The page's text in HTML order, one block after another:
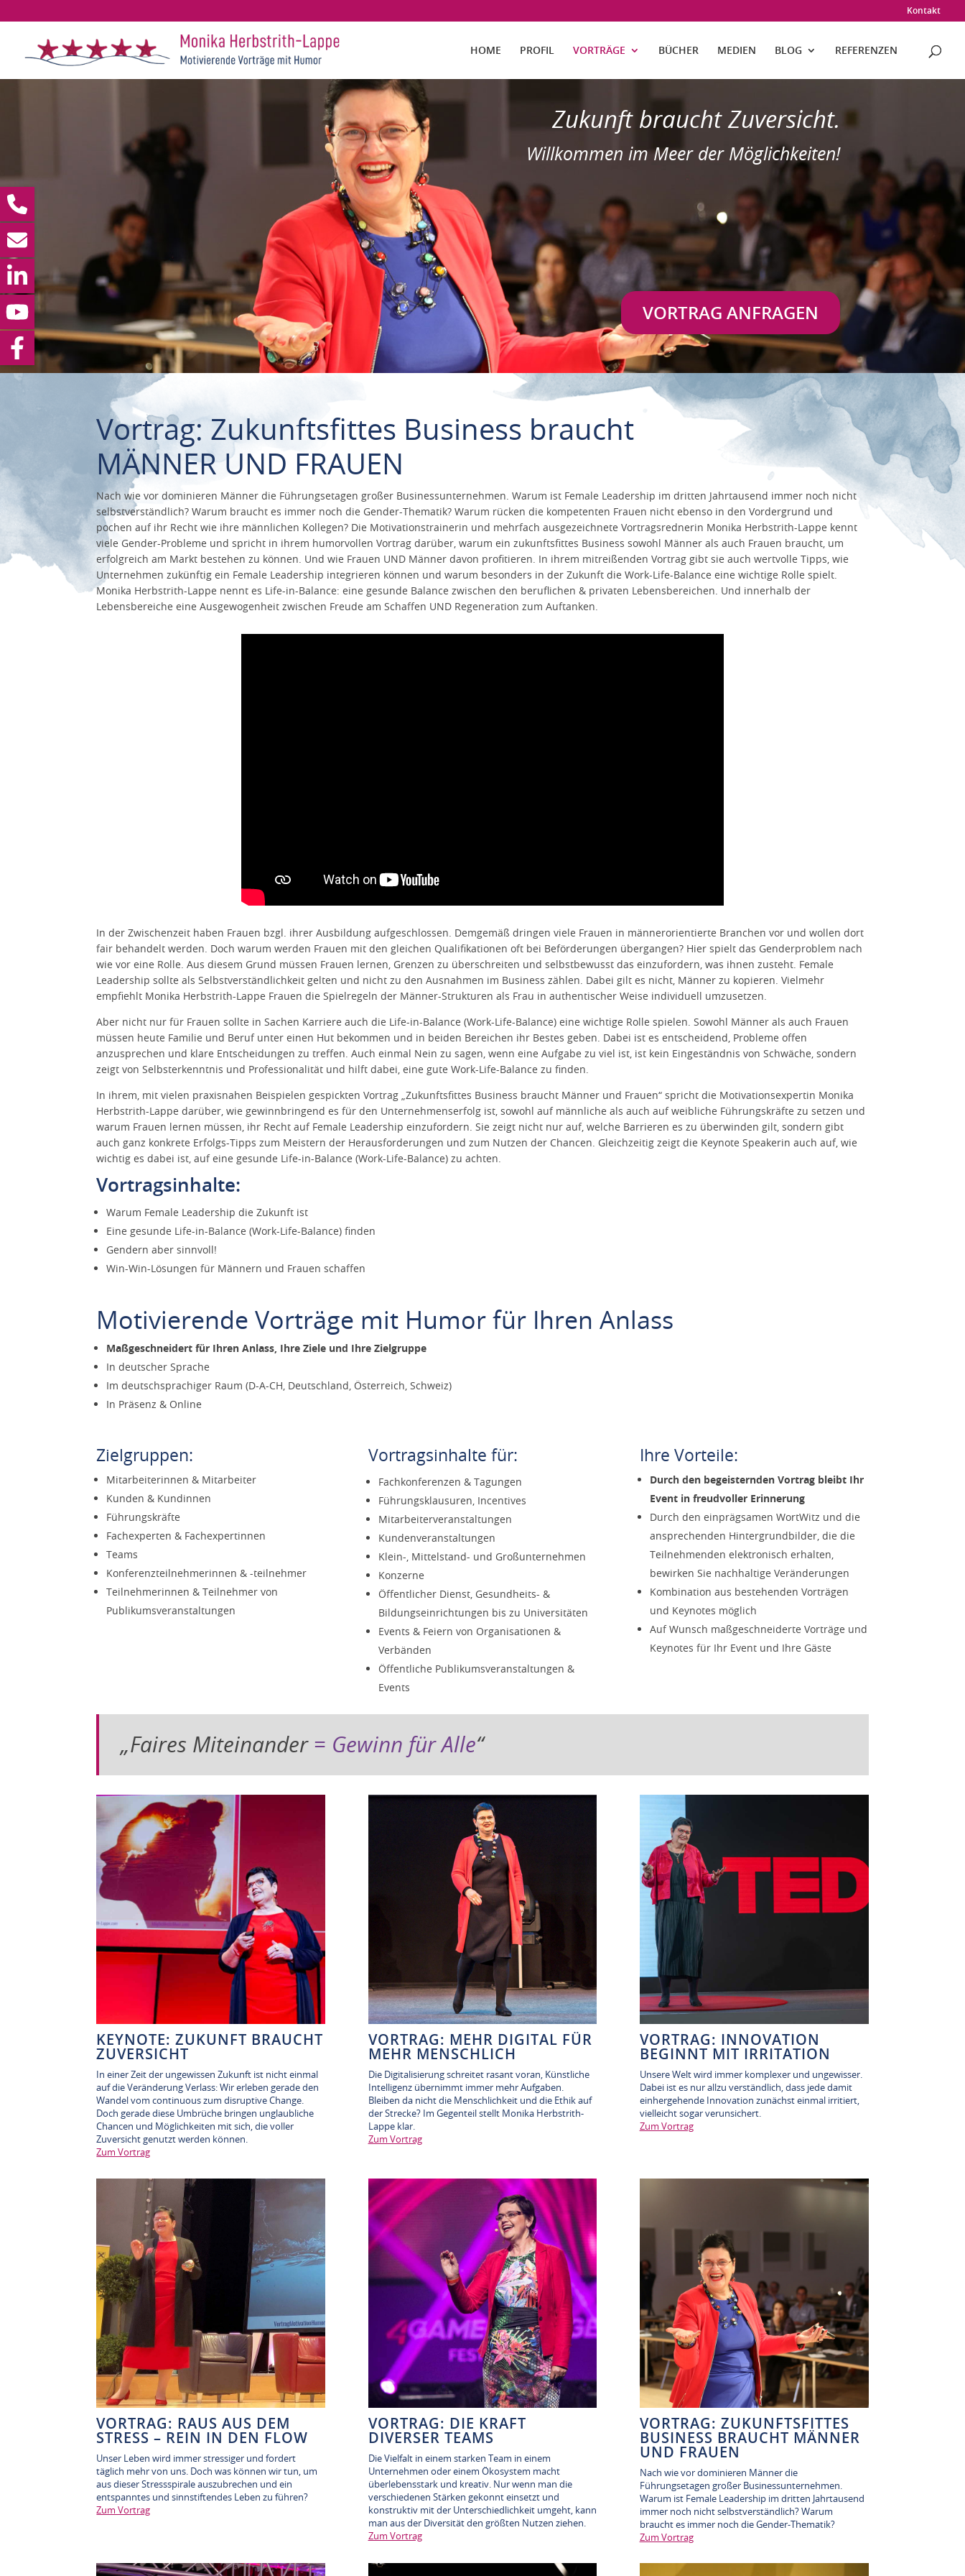
Kontakt
HOME PROFIL VORTRÄGE BÜCHER MEDIEN BLOG REFERENZEN
Zukunft braucht Zuversicht.
Willkommen im Meer der Möglichkeiten!
VORTRAG ANFRAGEN
Vortrag: Zukunftsfittes Business braucht
MÄNNER UND FRAUEN
Nach wie vor dominieren Männer die Führungsetagen großer Businessunternehmen. Warum ist Female Leadership im dritten Jahrtausend immer noch nicht
selbstverständlich? Warum braucht es immer noch die Gender-Thematik? Warum rücken die kompetenten Frauen nicht ebenso in den Vordergrund und
pochen auf ihr Recht wie ihre männlichen Kollegen? Die Motivationstrainerin und mehrfach ausgezeichnete Vortragsrednerin Monika Herbstrith-Lappe kennt
viele Gender-Probleme und spricht in ihrem humorvollen Vortrag darüber, warum ein zukunftsfittes Business sowohl Männer als auch Frauen braucht, um
erfolgreich am Markt bestehen zu können. Und wie Frauen UND Männer davon profitieren. In ihrem mitreißenden Vortrag gibt sie auch wertvolle Tipps, wie
Unternehmen zukünftig ein Female Leadership integrieren können und warum besonders in der Zukunft die Work-Life-Balance eine wichtige Rolle spielt.
Monika Herbstrith-Lappe nennt es Life-in-Balance: eine gesunde Balance zwischen den beruflichen & privaten Lebensbereichen. Und innerhalb der
Lebensbereiche eine Ausgewogenheit zwischen Freude am Schaffen UND Regeneration zum Auftanken.
In der Zwischenzeit haben Frauen bzgl. ihrer Ausbildung aufgeschlossen. Demgemäß dringen viele Frauen in männerorientierte Branchen vor und wollen dort
fair behandelt werden. Doch warum werden Frauen mit den gleichen Qualifikationen oft bei Beförderungen übergangen? Hier spielt das Genderproblem nach
wie vor eine Rolle. Aus diesem Grund müssen Frauen lernen, Grenzen zu überschreiten und selbstbewusst das einzufordern, was ihnen zusteht. Female
Leadership sollte als Selbstverständlichkeit gelten und nicht zu den Ausnahmen im Business zählen. Dabei gilt es nicht, Männer zu kopieren. Vielmehr
empfiehlt Monika Herbstrith-Lappe Frauen die Spielregeln der Männer-Strukturen als Frau in authentischer Weise individuell umzusetzen.
Aber nicht nur für Frauen sollte in Sachen Karriere auch die Life-in-Balance (Work-Life-Balance) eine wichtige Rolle spielen. Sowohl Männer als auch Frauen
müssen heute Familie und Beruf unter einen Hut bekommen und in beiden Bereichen ihr Bestes geben. Dabei ist es entscheidend, Probleme offen
anzusprechen und klare Entscheidungen zu treffen. Auch einmal Nein zu sagen, wenn eine Aufgabe zu viel ist, ist kein Eingeständnis von Schwäche, sondern
zeigt von Selbsterkenntnis und Professionalität und hilft dabei, eine gute Work-Life-Balance zu finden.
In ihrem, mit vielen praxisnahen Beispielen gespickten Vortrag „Zukunftsfittes Business braucht Männer und Frauen“ spricht die Motivationsexpertin Monika
Herbstrith-Lappe darüber, wie gewinnbringend es für den Unternehmenserfolg ist, sowohl auf männliche als auch auf weibliche Führungskräfte zu setzen und
warum Frauen lernen müssen, ihr Recht auf Female Leadership einzufordern. Sie zeigt nicht nur auf, welche Barrieren es zu überwinden gilt, sondern gibt
auch ganz konkrete Erfolgs-Tipps zum Meistern der Herausforderungen und zum Nutzen der Chancen. Gleichzeitig zeigt die Keynote Speakerin auch auf, wie
wichtig es dabei ist, auf eine gesunde Life-in-Balance (Work-Life-Balance) zu achten.
Vortragsinhalte:
Warum Female Leadership die Zukunft ist
Eine gesunde Life-in-Balance (Work-Life-Balance) finden
Gendern aber sinnvoll!
Win-Win-Lösungen für Männern und Frauen schaffen
Motivierende Vorträge mit Humor für Ihren Anlass
Maßgeschneidert für Ihren Anlass, Ihre Ziele und Ihre Zielgruppe
In deutscher Sprache
Im deutschsprachiger Raum (D-A-CH, Deutschland, Österreich, Schweiz)
In Präsenz & Online
Zielgruppen:
Mitarbeiterinnen & Mitarbeiter
Kunden & Kundinnen
Führungskräfte
Fachexperten & Fachexpertinnen
Teams
Konferenzteilnehmerinnen & -teilnehmer
Teilnehmerinnen & Teilnehmer von
Publikumsveranstaltungen
Vortragsinhalte für:
Fachkonferenzen & Tagungen
Führungsklausuren, Incentives
Mitarbeiterveranstaltungen
Kundenveranstaltungen
Klein-, Mittelstand- und Großunternehmen
Konzerne
Öffentlicher Dienst, Gesundheits- &
Bildungseinrichtungen bis zu Universitäten
Events & Feiern von Organisationen &
Verbänden
Öffentliche Publikumsveranstaltungen &
Events
Ihre Vorteile:
Durch den begeisternden Vortrag bleibt Ihr
Event in freudvoller Erinnerung
Durch den einprägsamen WortWitz und die
ansprechenden Hintergrundbilder, die die
Teilnehmenden elektronisch erhalten,
bewirken Sie nachhaltige Veränderungen
Kombination aus bestehenden Vorträgen
und Keynotes möglich
Auf Wunsch maßgeschneiderte Vorträge und
Keynotes für Ihr Event und Ihre Gäste
„Faires Miteinander = Gewinn für Alle“
KEYNOTE: ZUKUNFT BRAUCHT
ZUVERSICHT
In einer Zeit der ungewissen Zukunft ist nicht einmal
auf die Veränderung Verlass: Wir erleben gerade den
Wandel vom continuous zum disruptive Change.
Doch gerade diese Umbrüche bringen unglaubliche
Chancen und Möglichkeiten mit sich, die voller
Zuversicht genutzt werden können.
Zum Vortrag
VORTRAG: MEHR DIGITAL FÜR
MEHR MENSCHLICH
Die Digitalisierung schreitet rasant voran, Künstliche
Intelligenz übernimmt immer mehr Aufgaben.
Bleiben da nicht die Menschlichkeit und die Ethik auf
der Strecke? Im Gegenteil stellt Monika Herbstrith-
Lappe klar.
Zum Vortrag
VORTRAG: INNOVATION
BEGINNT MIT IRRITATION
Unsere Welt wird immer komplexer und ungewisser.
Dabei ist es nur allzu verständlich, dass jede damit
einhergehende Innovation zunächst einmal irritiert,
vielleicht sogar verunsichert.
Zum Vortrag
VORTRAG: RAUS AUS DEM
STRESS – REIN IN DEN FLOW
Unser Leben wird immer stressiger und fordert
täglich mehr von uns. Doch was können wir tun, um
aus dieser Stressspirale auszubrechen und ein
entspanntes und sinnstiftendes Leben zu führen?
Zum Vortrag
VORTRAG: DIE KRAFT
DIVERSER TEAMS
Die Vielfalt in einem starken Team in einem
Unternehmen oder einem Ökosystem macht
überlebensstark und kreativ. Nur wenn man die
verschiedenen Stärken gekonnt einsetzt und
konstruktiv mit der Unterschiedlichkeit umgeht, kann
man aus der Diversität den größten Nutzen ziehen.
Zum Vortrag
VORTRAG: ZUKUNFTSFITTES
BUSINESS BRAUCHT MÄNNER
UND FRAUEN
Nach wie vor dominieren Männer die
Führungsetagen großer Businessunternehmen.
Warum ist Female Leadership im dritten Jahrtausend
immer noch nicht selbstverständlich? Warum
braucht es immer noch die Gender-Thematik?
Zum Vortrag